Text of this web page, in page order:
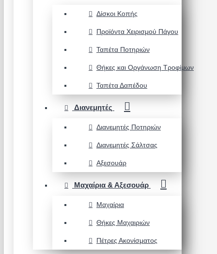
Δίσκοι Κοπής
Προϊόντα Χειρισμού Πάγου
Ταπέτα Ποτηριών
Θήκες και Οργάνωση Τροφίμων
Ταπέτα Δαπέδου
Διανεμητές
Διανεμητές Ποτηριών
Διανεμητές Σάλτσας
Αξεσουάρ
Μαχαίρια & Αξεσουάρ
Μαχαίρια
Θήκες Μαχαιριών
Πέτρες Ακονίσματος